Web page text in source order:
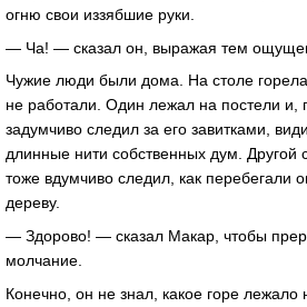
огню свои иззябшие руки.
— Ча! — сказал он, выражая тем
Чужие люди были дома. На столе горела
не работали. Один лежал на постели и,
задумчиво следил за его завитками,
длинные нити собственных дум. Другой
тоже вдумчиво следил, как перебегали
дереву.
— Здорово! — сказал Макар, чтобы
молчание.
Конечно, он не знал, какое горе лежало